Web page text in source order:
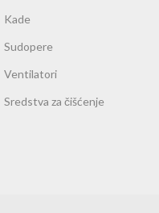
Kade
Sudopere
Ventilatori
Sredstva za čišćenje